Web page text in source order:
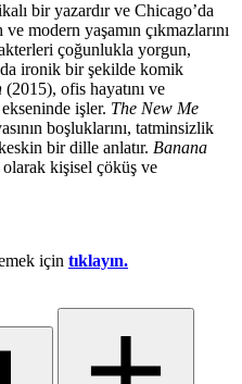
bir yazardır ve Chicago’da
modern yaşamın çıkmazlarını
çoğunlukla yorgun,
ironik bir şekilde komik
(2015), ofis hayatını ve
işler. The New Me
boşluklarını, tatminsizlik
bir dille anlatır. Banana
kişisel çöküş ve
için tıklayın.